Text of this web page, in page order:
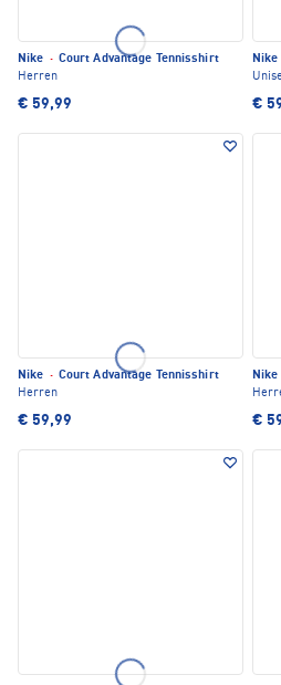
Nike · Court Advantage Tennisshirt
Herren
€ 59,99
Nike
€
Nike · Court Advantage Tennisshirt
Herren
€ 59,99
Nike
€